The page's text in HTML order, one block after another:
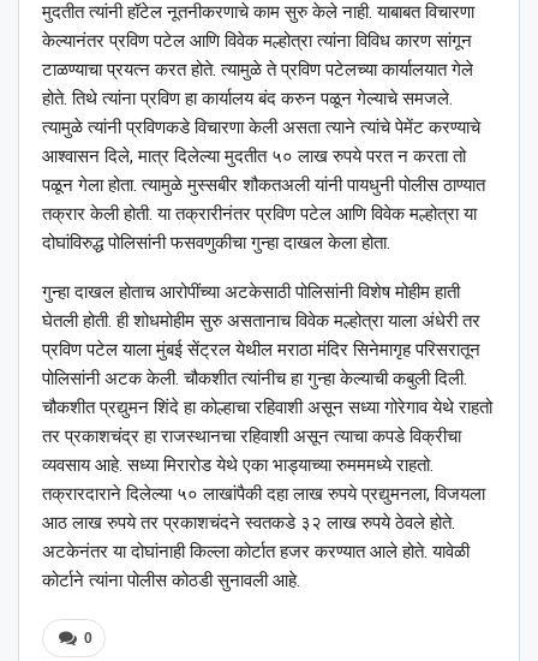
मुदतीत त्यांनी हॉटेल नूतनीकरणाचे काम सुरु केले नाही. याबाबत विचारणा
केल्यानंतर प्रविण पटेल आणि विवेक मल्होत्रा त्यांना विविध कारण सांगून
टाळण्याचा प्रयत्न करत होते. त्यामुळे ते प्रविण पटेलच्या कार्यालयात गेले
होते. तिथे त्यांना प्रविण हा कार्यालय बंद करुन पळून गेल्याचे समजले.
त्यामुळे त्यांनी प्रविणकडे विचारणा केली असता त्याने त्यांचे पेमेंट करण्याचे
आश्‍वासन दिले, मात्र दिलेल्या मुदतीत ५० लाख रुपये परत न करता तो
पळून गेला होता. त्यामुळे मुस्सबीर शौकतअली यांनी पायधुनी पोलीस ठाण्यात
तक्रार केली होती. या तक्रारीनंतर प्रविण पटेल आणि विवेक मल्होत्रा या
दोघांविरुद्ध पोलिसांनी फसवणुकीचा गुन्हा दाखल केला होता.
गुन्हा दाखल होताच आरोपींच्या अटकेसाठी पोलिसांनी विशेष मोहीम हाती
घेतली होती. ही शोधमोहीम सुरु असतानाच विवेक मल्होत्रा याला अंधेरी तर
प्रविण पटेल याला मुंबई सेंट्रल येथील मराठा मंदिर सिनेमागृह परिसरातून
पोलिसांनी अटक केली. चौकशीत त्यांनीच हा गुन्हा केल्याची कबुली दिली.
चौकशीत प्रद्युमन शिंदे हा कोल्हाचा रहिवाशी असून सध्या गोरेगाव येथे राहतो
तर प्रकाशचंद्र हा राजस्थानचा रहिवाशी असून त्याचा कपडे विक्रीचा
व्यवसाय आहे. सध्या मिरारोड येथे एका भाड्याच्या रुमममध्ये राहतो.
तक्रारदाराने दिलेल्या ५० लाखांपैकी दहा लाख रुपये प्रद्युमनला, विजयला
आठ लाख रुपये तर प्रकाशचंदने स्वतकडे ३२ लाख रुपये ठेवले होते.
अटकेनंतर या दोघांनाही किल्ला कोर्टात हजर करण्यात आले होते. यावेळी
कोर्टाने त्यांना पोलीस कोठडी सुनावली आहे.
0